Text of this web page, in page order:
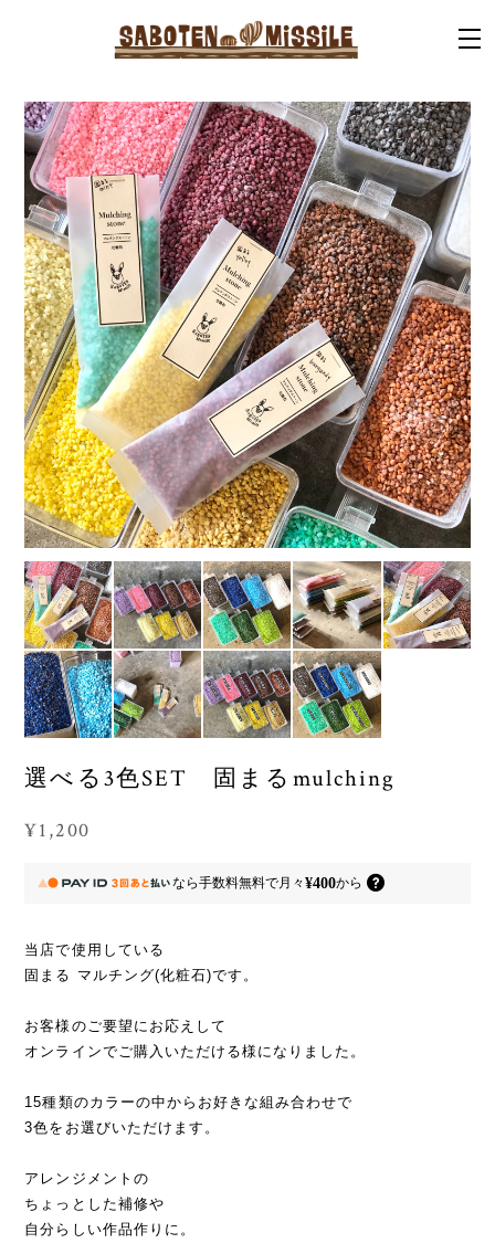
選べる3色SET 固まるmulching
¥1,200
なら手数料無料で月々¥400から
当店で使用している
固まる マルチング(化粧石)です。
お客様のご要望にお応えして
オンラインでご購入いただける様になりました。
15種類のカラーの中からお好きな組み合わせで
3色をお選びいただけます。
アレンジメントの
ちょっとした補修や
自分らしい作品作りに。